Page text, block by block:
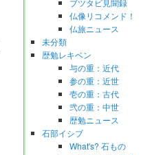
仏像リコメンド！
仏旅ニュース
未分類
歴勉レキベン
与の重：近代
参の重：近世
壱の重：古代
弐の重：中世
歴勉ニュース
石部イシブ
What's? 石もの